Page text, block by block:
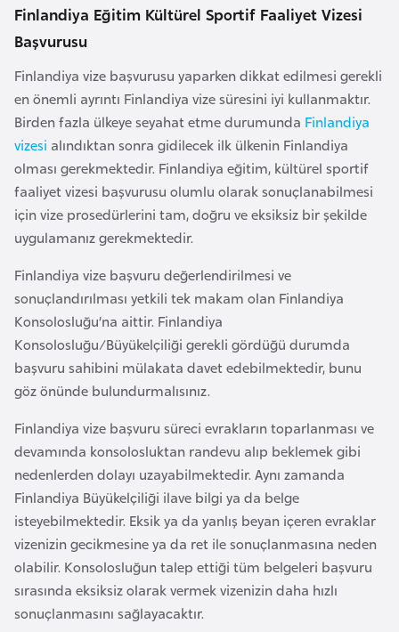
Finlandiya Eğitim Kültürel Sportif Faaliyet Vizesi
Başvurusu
Finlandiya vize başvurusu yaparken dikkat edilmesi gerekli
en önemli ayrıntı Finlandiya vize süresini iyi kullanmaktır.
Birden fazla ülkeye seyahat etme durumunda Finlandiya
vizesi alındıktan sonra gidilecek ilk ülkenin Finlandiya
olması gerekmektedir. Finlandiya eğitim, kültürel sportif
faaliyet vizesi başvurusu olumlu olarak sonuçlanabilmesi
için vize prosedürlerini tam, doğru ve eksiksiz bir şekilde
uygulamanız gerekmektedir.
Finlandiya vize başvuru değerlendirilmesi ve
sonuçlandırılması yetkili tek makam olan Finlandiya
Konsolosluğu’na aittir. Finlandiya
Konsolosluğu/Büyükelçiliği gerekli gördüğü durumda
başvuru sahibini mülakata davet edebilmektedir, bunu
göz önünde bulundurmalısınız.
Finlandiya vize başvuru süreci evrakların toparlanması ve
devamında konsolosluktan randevu alıp beklemek gibi
nedenlerden dolayı uzayabilmektedir. Aynı zamanda
Finlandiya Büyükelçiliği ilave bilgi ya da belge
isteyebilmektedir. Eksik ya da yanlış beyan içeren evraklar
vizenizin gecikmesine ya da ret ile sonuçlanmasına neden
olabilir. Konsolosluğun talep ettiği tüm belgeleri başvuru
sırasında eksiksiz olarak vermek vizenizin daha hızlı
sonuçlanmasını sağlayacaktır.
g
l
d
e
ş
B
a
r
u
s
B
e
k
B
e
n